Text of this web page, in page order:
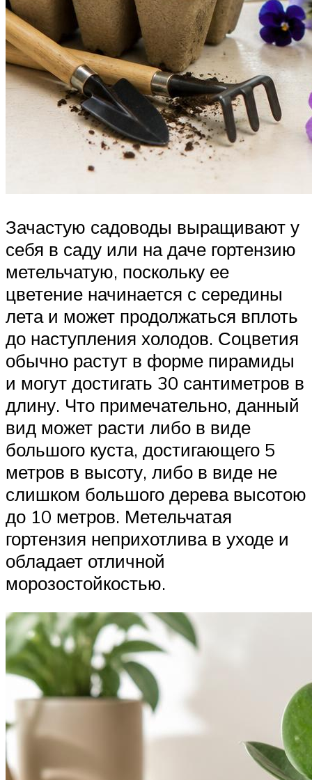
Зачастую садоводы выращивают у
себя в саду или на даче гортензию
метельчатую, поскольку ее
цветение начинается с середины
лета и может продолжаться вплоть
до наступления холодов. Соцветия
обычно растут в форме пирамиды
и могут достигать 30 сантиметров в
длину. Что примечательно, данный
вид может расти либо в виде
большого куста, достигающего 5
метров в высоту, либо в виде не
слишком большого дерева высотою
до 10 метров. Метельчатая
гортензия неприхотлива в уходе и
обладает отличной
морозостойкостью.